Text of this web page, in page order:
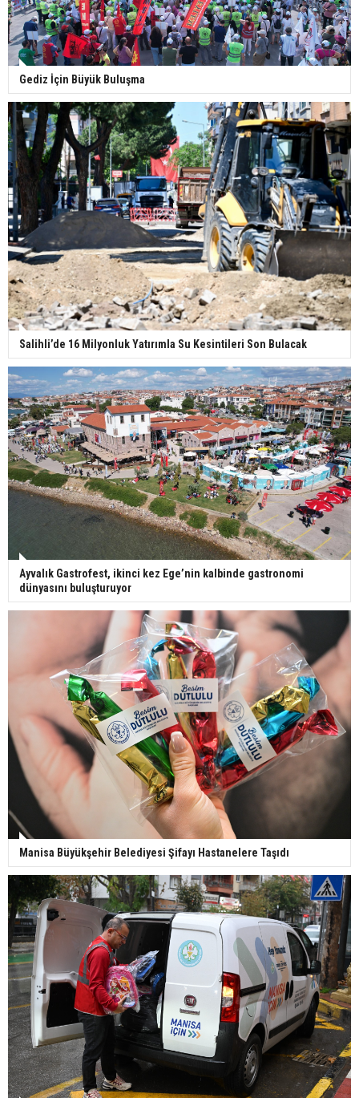
Gediz İçin Büyük Buluşma
Salihli’de 16 Milyonluk Yatırımla Su Kesintileri Son Bulacak
Ayvalık Gastrofest, ikinci kez Ege’nin kalbinde gastronomi
dünyasını buluşturuyor
Manisa Büyükşehir Belediyesi Şifayı Hastanelere Taşıdı